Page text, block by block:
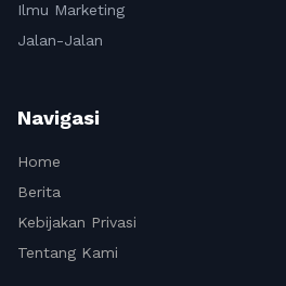
Ilmu Marketing
Jalan-Jalan
Navigasi
Home
Berita
Kebijakan Privasi
Tentang Kami